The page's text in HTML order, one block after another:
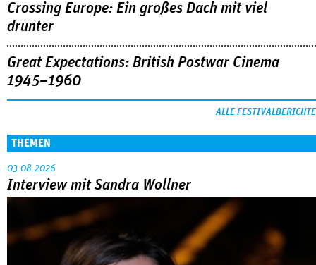
Crossing Europe: Ein großes Dach mit viel
drunter
Great Expectations: British Postwar Cinema
1945–1960
ALLE FESTIVALBERICHTE
THEMEN
03.08.2026
Interview mit Sandra Wollner